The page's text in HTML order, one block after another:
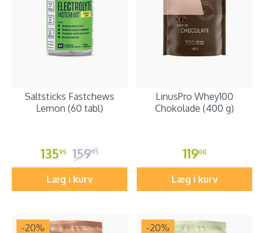
Saltsticks Fastchews
Lemon (60 tabl)
13595 15995
Læg i kurv
LinusPro Whey100
Chokolade (400 g)
11900
Læg i kurv
-20% -20%